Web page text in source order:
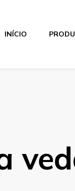
INÍCIO